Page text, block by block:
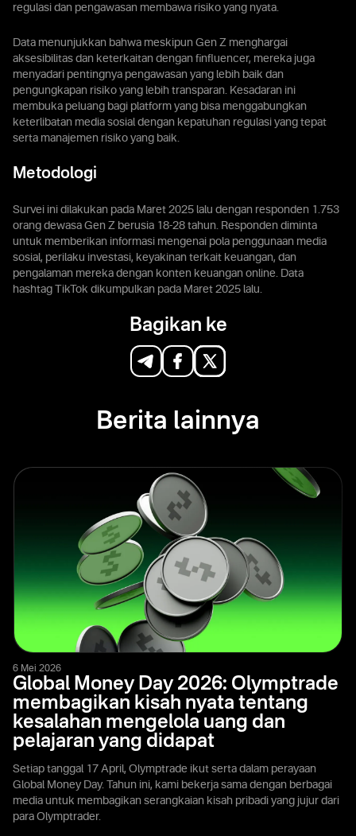
regulasi dan pengawasan membawa risiko yang nyata.
Data menunjukkan bahwa meskipun Gen Z menghargai
aksesibilitas dan keterkaitan dengan finfluencer, mereka juga
menyadari pentingnya pengawasan yang lebih baik dan
pengungkapan risiko yang lebih transparan. Kesadaran ini
membuka peluang bagi platform yang bisa menggabungkan
keterlibatan media sosial dengan kepatuhan regulasi yang tepat
serta manajemen risiko yang baik.
Metodologi
Survei ini dilakukan pada Maret 2025 lalu dengan responden 1.753
orang dewasa Gen Z berusia 18-28 tahun. Responden diminta
untuk memberikan informasi mengenai pola penggunaan media
sosial, perilaku investasi, keyakinan terkait keuangan, dan
pengalaman mereka dengan konten keuangan online. Data
hashtag TikTok dikumpulkan pada Maret 2025 lalu.
Bagikan ke
Berita lainnya
6 Mei 2026
Global Money Day 2026: Olymptrade
membagikan kisah nyata tentang
kesalahan mengelola uang dan
pelajaran yang didapat
Setiap tanggal 17 April, Olymptrade ikut serta dalam perayaan
Global Money Day. Tahun ini, kami bekerja sama dengan berbagai
media untuk membagikan serangkaian kisah pribadi yang jujur dari
para Olymptrader.